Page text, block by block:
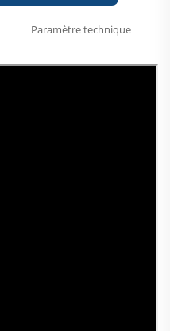
Paramètre technique